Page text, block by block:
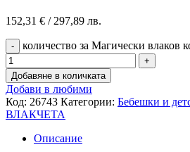
152,31 € / 297,89 лв.
количество за Магически влаков
Добавяне в количката
Добави в любими
Код: 26743 Категории: Бебешки и
ВЛАКЧЕТА
Описание